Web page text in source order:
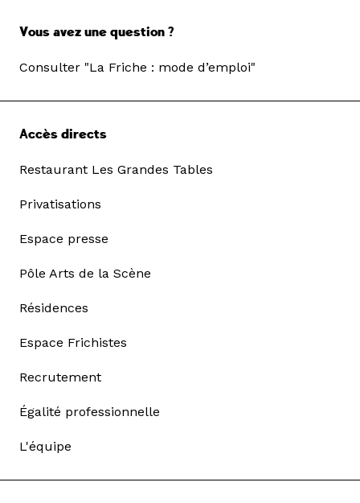
Vous avez une question ?
Consulter "La Friche : mode d’emploi"
Accès directs
Restaurant Les Grandes Tables
Privatisations
Espace presse
Pôle Arts de la Scène
Résidences
Espace Frichistes
Recrutement
Égalité professionnelle
L'équipe